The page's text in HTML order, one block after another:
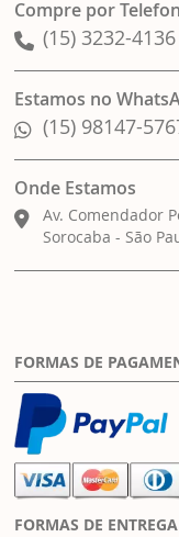
Compre por
(15) 3232-4136
Estamos no
(15) 98147-
Onde Estamos
Av. Comendador
Sorocaba - São
FORMAS DE
FORMAS DE ENTREGA